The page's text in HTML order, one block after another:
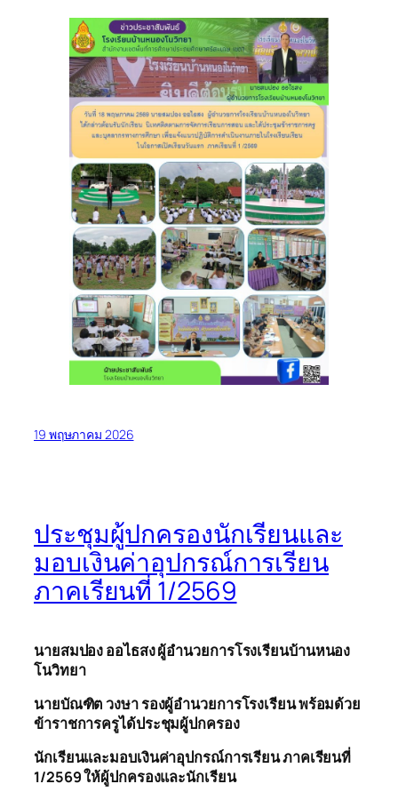
19 พฤษภาคม 2026
ประชุมผู้ปกครองนักเรียนและ
มอบเงินค่าอุปกรณ์การเรียน
ภาคเรียนที่ 1/2569
นายสมปอง ออไธสง ผู้อำนวยการโรงเรียนบ้านหนอง
โนวิทยา
นายบัณฑิต วงษา รองผู้อำนวยการโรงเรียน พร้อมด้วย
ข้าราชการครูได้ประชุมผู้ปกครอง
นักเรียนและมอบเงินค่าอุปกรณ์การเรียน ภาคเรียนที่
1/2569 ให้ผู้ปกครองและนักเรียน